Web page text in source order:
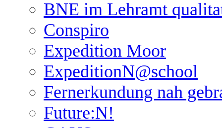
BNE im Lehramt
Conspiro
Expedition Moor
ExpeditionN@school
Fernerkundung nah
Future:N!